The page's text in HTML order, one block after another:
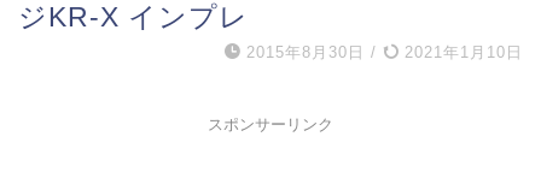
ジKR-X インプレ
2015年8月30日 / 2021年1月10日
スポンサーリンク